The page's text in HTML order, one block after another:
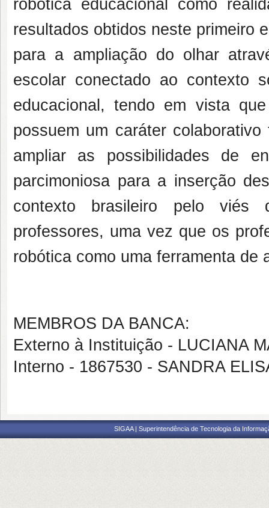
robótica educacional como
resultados obtidos neste primeiro
para a ampliação do olhar
escolar conectado ao contexto
educacional, tendo em vista
possuem um caráter
ampliar as possibilidades de
parcimoniosa para a inserção
contexto brasileiro pelo viés
professores, uma vez que os
robótica como uma ferramenta de
MEMBROS DA BANCA:
Externo à Instituição - LUCIANA
Interno - 1867530 - SANDRA
SIGAA | Superintendência de Tecnologia da